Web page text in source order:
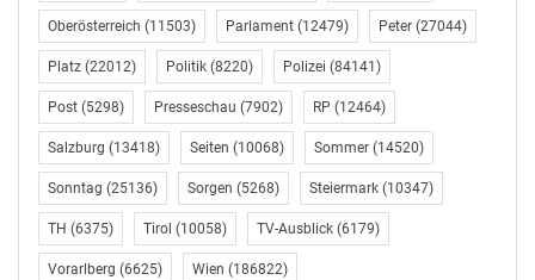
Runde der Shortlist schaffte.
Ansprechpartnerin: Cordelia Gramm, Telefon: 06131 –
70-12145; Presse-Desk, Telefon: 06131 – 70-12108,
pressedesk@zdf.de
Fotos sind erhältlich über ZDF Presse und Information,
Telefon: 06131 – 70-16100, und über
https://presseportal.zdf.de/presse/daskleinefernsehspiel
Oberösterreich (11503) Parlament (12479) Peter (27044)
Platz (22012) Politik (8220) Polizei (84141)
Post (5298) Presseschau (7902) RP (12464)
Salzburg (13418) Seiten (10068) Sommer (14520)
Sonntag (25136) Sorgen (5268) Steiermark (10347)
TH (6375) Tirol (10058) TV-Ausblick (6179)
Vorarlberg (6625) Wien (186822)